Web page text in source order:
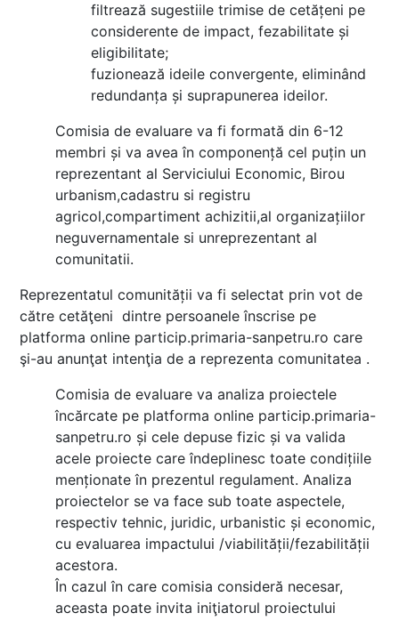
filtrează sugestiile trimise de cetățeni pe
considerente de impact, fezabilitate și
eligibilitate;
fuzionează ideile convergente, eliminând
redundanța și suprapunerea ideilor.
Comisia de evaluare va fi formată din 6-12
membri și va avea în componență cel puțin un
reprezentant al Serviciului Economic, Birou
urbanism,cadastru si registru
agricol,compartiment achizitii,al organizațiilor
neguvernamentale si unreprezentant al
comunitatii.
Reprezentatul comunității va fi selectat prin vot de
către cetăţeni dintre persoanele înscrise pe
platforma online particip.primaria-sanpetru.ro care
şi-au anunţat intenţia de a reprezenta comunitatea .
Comisia de evaluare va analiza proiectele
încărcate pe platforma online particip.primaria-
sanpetru.ro și cele depuse fizic și va valida
acele proiecte care îndeplinesc toate condițiile
menționate în prezentul regulament. Analiza
proiectelor se va face sub toate aspectele,
respectiv tehnic, juridic, urbanistic și economic,
cu evaluarea impactului /viabilității/fezabilității
acestora.
În cazul în care comisia consideră necesar,
aceasta poate invita iniţiatorul proiectului